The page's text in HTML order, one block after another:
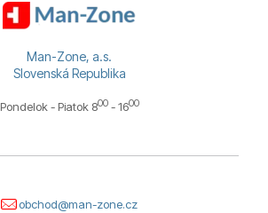
Man-Zone, a.s.
Slovenská Republika
Pondelok - Piatok 800- 1600
obchod@man-zone.cz